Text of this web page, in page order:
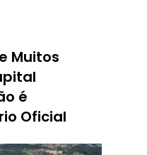
Muitos
é
Oficial